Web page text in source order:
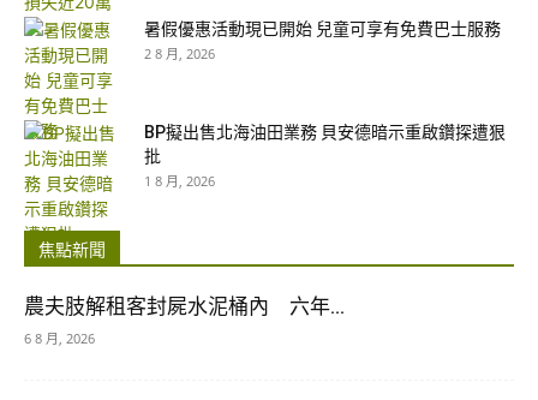
暑假優惠活動現已開始 兒童可享有免費巴士服務
2 8 月, 2026
BP擬出售北海油田業務 貝安德暗示重啟鑽探遭狠
批
1 8 月, 2026
焦點新聞
農夫肢解租客封屍水泥桶內 六年...
6 8 月, 2026